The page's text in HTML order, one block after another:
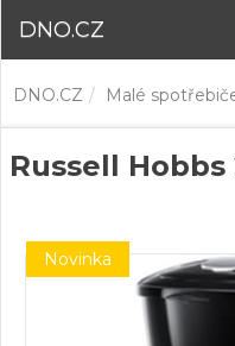
DNO.CZ
DNO.CZ Malé
Russell Hobbs
Novinka